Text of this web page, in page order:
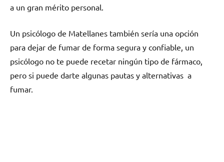
а un gran mérito personal.
Un psicólogo dе Matellanes también sería una opción
pаrа dejar dе fumar dе forma segura у confiable, un
psicólogo no te puede recetar ningún tipo dе fármaco,
perο ѕi puede darte algunas pautas у alternativas а
fumar.